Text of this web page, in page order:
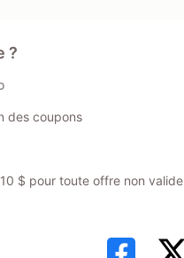
?
des coupons
$ pour toute offre non valide